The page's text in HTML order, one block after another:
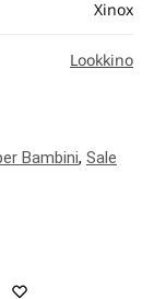
Xinox
Lookkino
Bambini, Sale